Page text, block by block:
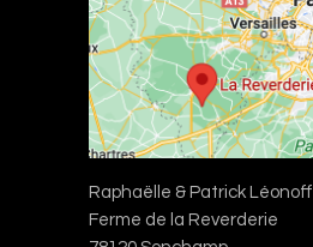
Raphaëlle & Patrick Léonoff
Ferme de la Reverderie